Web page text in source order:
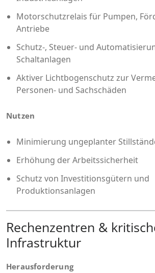
Motorschutzrelais für Pumpen,
Antriebe
Schutz-, Steuer- und
Schaltanlagen
Aktiver Lichtbogenschutz zur
Personen- und Sachschäden
Nutzen
Minimierung ungeplanter
Erhöhung der Arbeitssicherheit
Schutz von Investitionsgütern und
Produktionsanlagen
Rechenzentren &
Infrastruktur
Herausforderung